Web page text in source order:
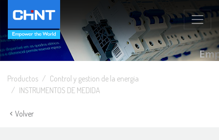
Productos
Control y gestion de la energia
INSTRUMENTOS DE MEDIDA
Volver